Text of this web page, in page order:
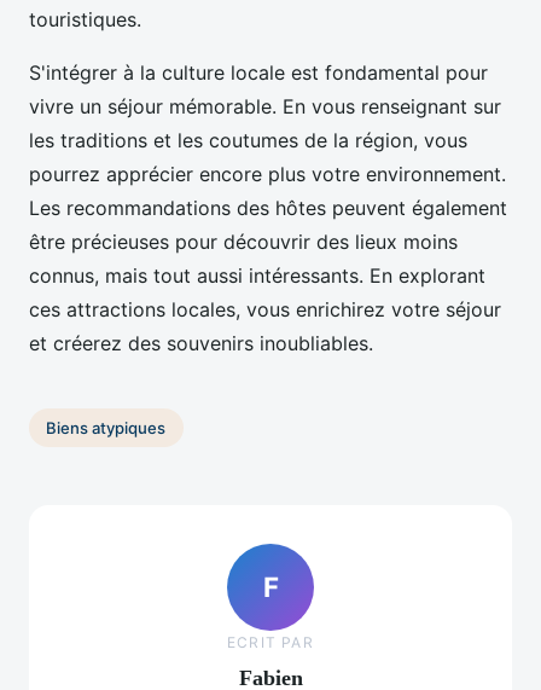
touristiques.
S'intégrer à la culture locale est fondamental pour
vivre un séjour mémorable. En vous renseignant sur
les traditions et les coutumes de la région, vous
pourrez apprécier encore plus votre environnement.
Les recommandations des hôtes peuvent également
être précieuses pour découvrir des lieux moins
connus, mais tout aussi intéressants. En explorant
ces attractions locales, vous enrichirez votre séjour
et créerez des souvenirs inoubliables.
Biens atypiques
F
ECRIT PAR
Fabien